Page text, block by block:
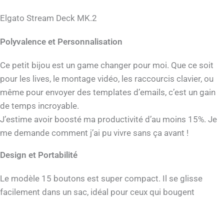
Elgato Stream Deck MK.2
Polyvalence et Personnalisation
Ce petit bijou est un game changer pour moi. Que ce soit
pour les lives, le montage vidéo, les raccourcis clavier, ou
même pour envoyer des templates d’emails, c’est un gain
de temps incroyable.
J’estime avoir boosté ma productivité d’au moins 15%. Je
me demande comment j’ai pu vivre sans ça avant !
Design et Portabilité
Le modèle 15 boutons est super compact. Il se glisse
facilement dans un sac, idéal pour ceux qui bougent